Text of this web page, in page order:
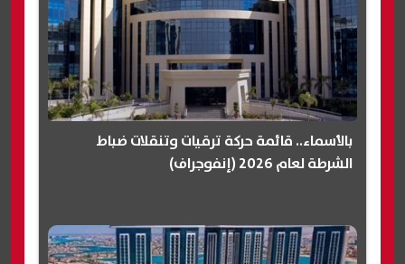
بالأسماء.. قائمة حركة ترقيات وتنقلات ضباط
الشرطة لعام 2026 (إنفوجراف)